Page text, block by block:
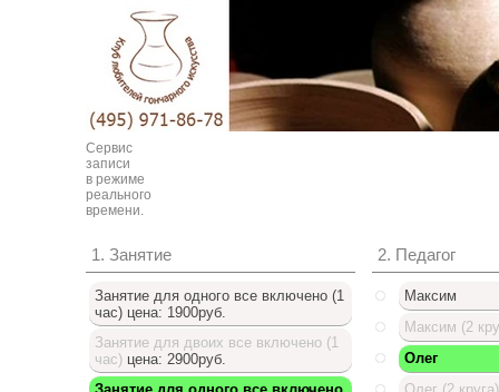
Сервис
записи
в режиме
реального
времени.
1. Занятие 2. Педагог
Занятие для одного все включено (1
час)цена: 1900руб.
Занятие для двоих все включено (1
час)цена: 2900руб.
Максим
Максим (2
Олег